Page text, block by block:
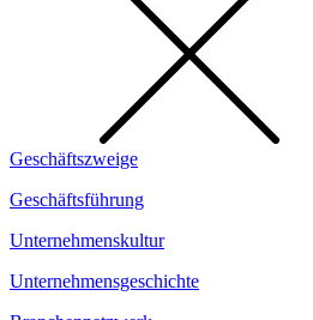
Geschäftszweige
Geschäftsführung
Unternehmenskultur
Unternehmensgeschichte